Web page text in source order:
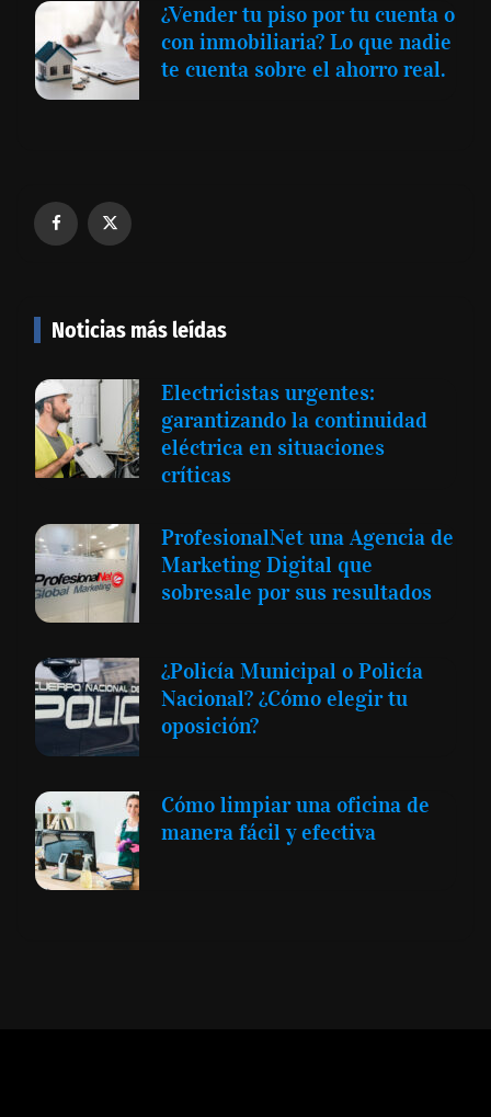
¿Vender tu piso por tu cuenta o
con inmobiliaria? Lo que nadie
te cuenta sobre el ahorro real.
Noticias más leídas
Electricistas urgentes:
garantizando la continuidad
eléctrica en situaciones
críticas
ProfesionalNet una Agencia de
Marketing Digital que
sobresale por sus resultados
¿Policía Municipal o Policía
Nacional? ¿Cómo elegir tu
oposición?
Cómo limpiar una oficina de
manera fácil y efectiva